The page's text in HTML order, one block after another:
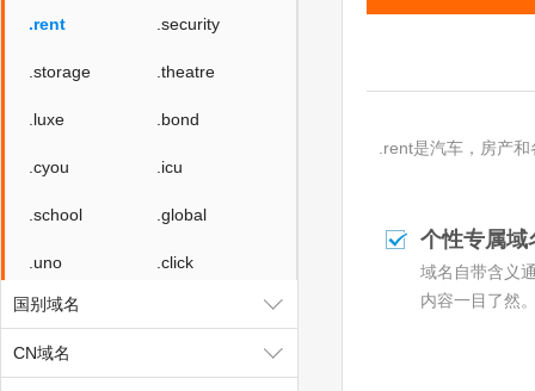
.rent .security
.storage .theatre
.luxe .bond
.cyou .icu
.school .global
.uno .click
.autos
.boats
国别域名
CN域名
.rent是汽车，房产
个性专属域
域名自带含义
内容一目了然